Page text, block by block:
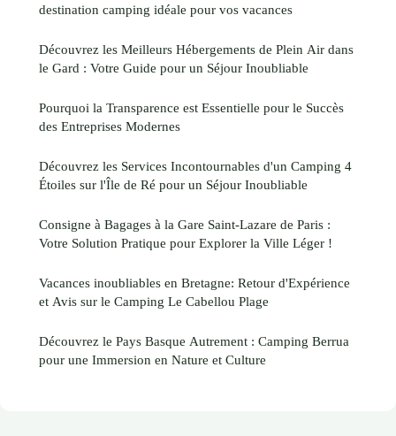
destination camping idéale pour vos vacances
Découvrez les Meilleurs Hébergements de Plein Air dans
le Gard : Votre Guide pour un Séjour Inoubliable
Pourquoi la Transparence est Essentielle pour le Succès
des Entreprises Modernes
Découvrez les Services Incontournables d'un Camping 4
Étoiles sur l'Île de Ré pour un Séjour Inoubliable
Consigne à Bagages à la Gare Saint-Lazare de Paris :
Votre Solution Pratique pour Explorer la Ville Léger !
Vacances inoubliables en Bretagne: Retour d'Expérience
et Avis sur le Camping Le Cabellou Plage
Découvrez le Pays Basque Autrement : Camping Berrua
pour une Immersion en Nature et Culture